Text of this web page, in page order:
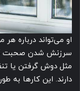
او می تواند درباره
سرزنش شدن صحبت
مثل دوش گرفتن یا
دارند. این کارها به